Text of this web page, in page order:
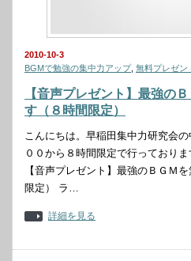
2010-10-3
BGMで勉強の集中力アップ, 無料プレゼン
【音声プレゼント】最強の
す（８時間限定）
こんにちは。早稲田集中力研究会
００から８時間限定で行っておりま
【音声プレゼント】最強のＢＧＭ
限定） ラ…
詳細を見る